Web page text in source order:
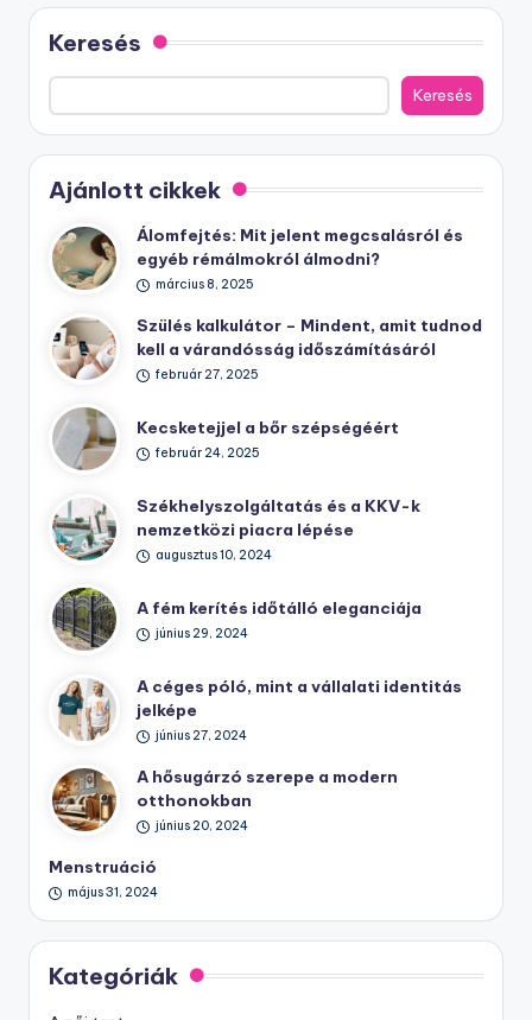
Keresés
Keresés
Ajánlott cikkek
Álomfejtés: Mit jelent megcsalásról és
egyéb rémálmokról álmodni?
március 8, 2025
Szülés kalkulátor – Mindent, amit tudnod
kell a várandósság időszámításáról
február 27, 2025
Kecsketejjel a bőr szépségéért
február 24, 2025
Székhelyszolgáltatás és a KKV-k
nemzetközi piacra lépése
augusztus 10, 2024
A fém kerítés időtálló eleganciája
június 29, 2024
A céges póló, mint a vállalati identitás
jelképe
június 27, 2024
A hősugárzó szerepe a modern
otthonokban
június 20, 2024
Menstruáció
május 31, 2024
Kategóriák